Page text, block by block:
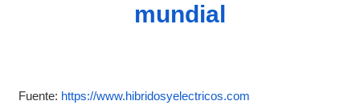
mundial
Fuente: https://www.hibridosyelectricos.com